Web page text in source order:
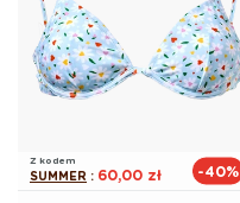
Z kodem
SUMMER : 60,00 zł -40%